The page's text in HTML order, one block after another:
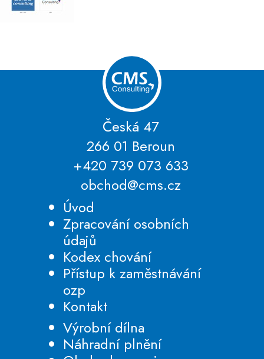
Česká 47
266 01 Beroun
+420 739 073 633
obchod@cms.cz
Úvod
Zpracování osobních
údajů
Kodex chování
Přístup k zaměstnávání
ozp
Kontakt
Výrobní dílna
Náhradní plnění